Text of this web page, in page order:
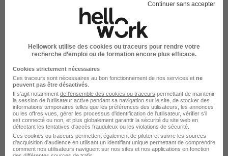
Nort-sur-Erdre - 44 Intérim 24 août - 31 déc.
Voir l’offre
il y a 29 jours
Poissonnier H/F
Groupe Synergie
Nort-sur-Erdre - 44 Intérim 31 août - 31 déc.
Continuer sans accepter
Hellowork utilise des cookies ou traceurs pour rendre votre
recherche d’emploi ou de formation encore plus efficace.
Cookies strictement nécessaires
Ces traceurs sont nécessaires au bon fonctionnement de nos services et ne
peuvent pas être désactivés
Il s'agit notamment de l'ensemble des cookies ou traceurs permettant de maintenir
la session de l'utilisateur active pendant sa navigation sur le site, de stocker des
informations temporaires telles que les préférences des utilisateurs, les annonces
ou les offres vues, gérer les processus d'identification de l'utilisateur, vérifier s'il
est connecté ou non, et plus globalement garantir la sécurité du site web en
détectant les tentatives d'accès frauduleux ou les violations de sécurité.
Ces cookies ou traceurs permettent également de piloter et suivre les sources
d'acquisition d'audience en utilisant un identifiant unique permettant de comprendre
comment nos utilisateurs naviguent sur nos sites et nos applications en fonction